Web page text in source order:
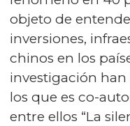
objeto de
inversiones,
chinos en los
investigación
los que es co-
entre ellos “La